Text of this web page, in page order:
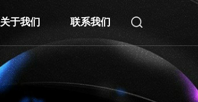
关于我们 联系我们